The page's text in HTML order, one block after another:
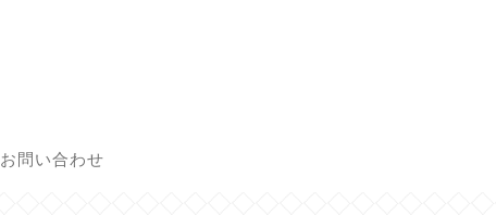
お問い合わせ